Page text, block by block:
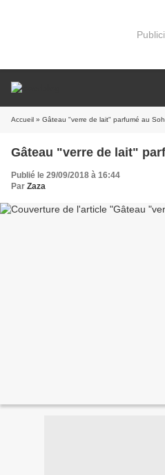
Accueil » Gâteau "verre de lait" parfumé au
Gâteau "verre de lait"
Publié le 29/09/2018 à 16:44
Par Zaza